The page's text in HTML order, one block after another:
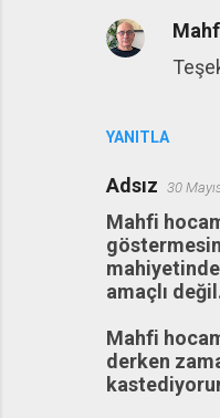
YANITLA
Adsız 30
Mahfi
amaçlı
Mahfi
derken